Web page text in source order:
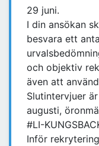
29 juni.
I din ansökan
besvara ett
och objektiv
även att
Slutintervjuer
augusti,
#LI-
Inför